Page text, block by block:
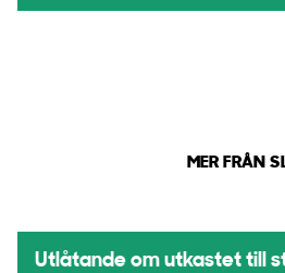
MER FRÅN
Utlåtande om utkastet till